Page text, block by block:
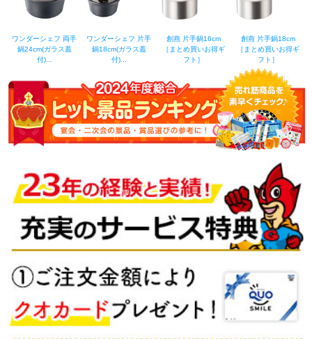
ワンダーシェフ 両手
鍋24cm(ガラス蓋
付)...
ワンダーシェフ 片手
鍋18cm(ガラス蓋
付)...
創燕 片手鍋16cm
［まとめ買いお得ギ
フト］
創燕 片手鍋18cm
［まとめ買いお得ギ
フト］